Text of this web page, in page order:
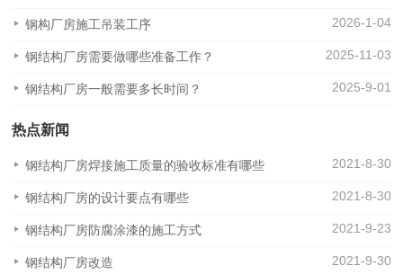
2026-1-04
钢构厂房施工吊装工序
2025-11-03
钢结构厂房需要做哪些准备工作？
2025-9-01
钢结构厂房一般需要多长时间？
热点新闻
2021-8-30
钢结构厂房焊接施工质量的验收标准有哪些
2021-8-30
钢结构厂房的设计要点有哪些
2021-9-23
钢结构厂房防腐涂漆的施工方式
2021-9-30
钢结构厂房改造